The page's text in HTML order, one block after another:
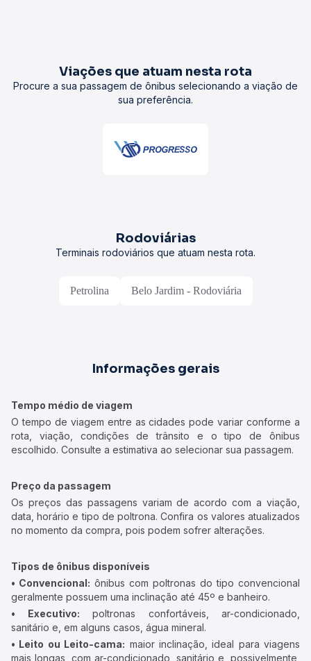
Viações que atuam nesta rota
Procure a sua passagem de ônibus selecionando a viação de
sua preferência.
Rodoviárias
Terminais rodoviários que atuam nesta rota.
Petrolina Belo Jardim - Rodoviária
Informações gerais
Tempo médio de viagem
O tempo de viagem entre as cidades pode variar conforme a
rota, viação, condições de trânsito e o tipo de ônibus
escolhido. Consulte a estimativa ao selecionar sua passagem.
Preço da passagem
Os preços das passagens variam de acordo com a viação,
data, horário e tipo de poltrona. Confira os valores atualizados
no momento da compra, pois podem sofrer alterações.
Tipos de ônibus disponíveis
• Convencional: ônibus com poltronas do tipo convencional
geralmente possuem uma inclinação até 45º e banheiro.
• Executivo: poltronas confortáveis, ar-condicionado,
sanitário e, em alguns casos, água mineral.
• Leito ou Leito-cama: maior inclinação, ideal para viagens
mais longas, com ar-condicionado, sanitário e, possivelmente,